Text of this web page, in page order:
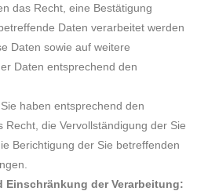
das Recht, eine Bestätigung
Daten verarbeitet werden
Daten sowie auf weitere
Daten entsprechend den
Sie haben entsprechend den
Recht, die Vervollständigung der Sie
Berichtigung der Sie betreffenden
der Verarbeitung: